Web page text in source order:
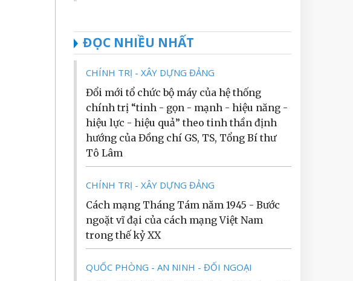
ĐỌC NHIỀU NHẤT
CHÍNH TRỊ - XÂY DỰNG ĐẢNG
Đổi mới tổ chức bộ máy của hệ thống
chính trị “tinh - gọn - mạnh - hiệu năng -
hiệu lực - hiệu quả” theo tinh thần định
hướng của Đồng chí GS, TS, Tổng Bí thư
Tô Lâm
CHÍNH TRỊ - XÂY DỰNG ĐẢNG
Cách mạng Tháng Tám năm 1945 - Bước
ngoặt vĩ đại của cách mạng Việt Nam
trong thế kỷ XX
QUỐC PHÒNG - AN NINH - ĐỐI NGOẠI